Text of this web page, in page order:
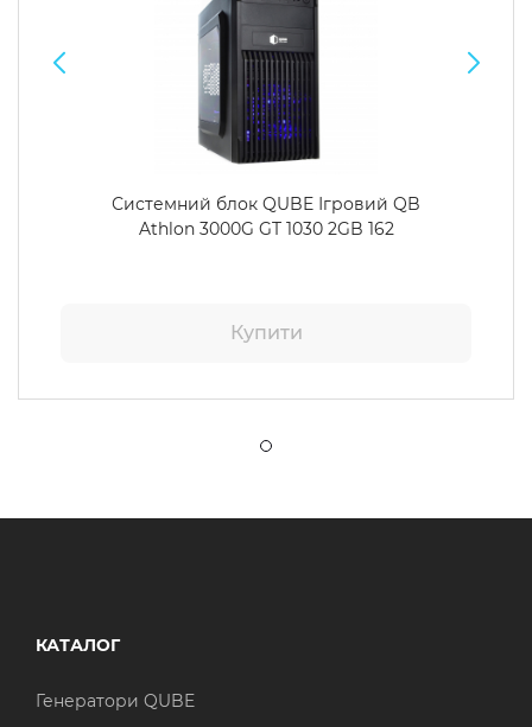
Системний блок QUBE Ігровий QB
Athlon 3000G GT 1030 2GB 162
Купити
КАТАЛОГ
Генератори QUBE